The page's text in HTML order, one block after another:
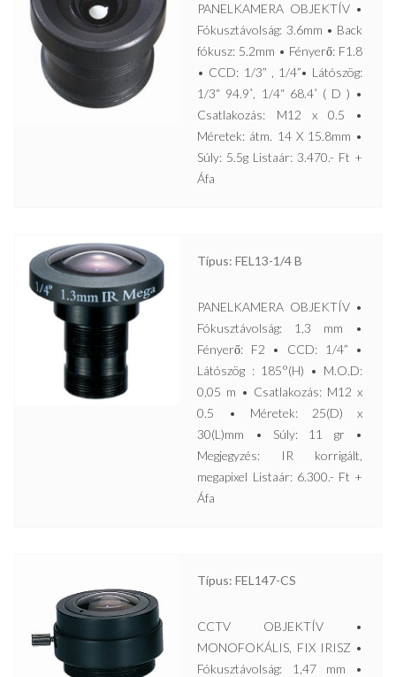
PANELKAMERA OBJEKTÍV •
Fókusztávolság: 3.6mm • Back
fókusz: 5.2mm • Fényerő: F1.8
• CCD: 1/3” , 1/4”• Látószög:
1/3“ 94.9˚, 1/4“ 68.4˚ ( D ) •
Csatlakozás: M12 x 0.5 •
Méretek: átm. 14 X 15.8mm •
Súly: 5.5g Listaár: 3.470.- Ft +
Áfa
Típus: FEL13-1/4 B
PANELKAMERA OBJEKTÍV •
Fókusztávolság: 1,3 mm •
Fényerő: F2 • CCD: 1/4” •
Látószög : 185°(H) • M.O.D:
0,05 m • Csatlakozás: M12 x
0.5 • Méretek: 25(D) x
30(L)mm • Súly: 11 gr •
Megjegyzés: IR korrigált,
megapixel Listaár: 6.300.- Ft +
Áfa
Típus: FEL147-CS
CCTV OBJEKTÍV •
MONOFOKÁLIS, FIX IRISZ •
Fókusztávolság: 1,47 mm •